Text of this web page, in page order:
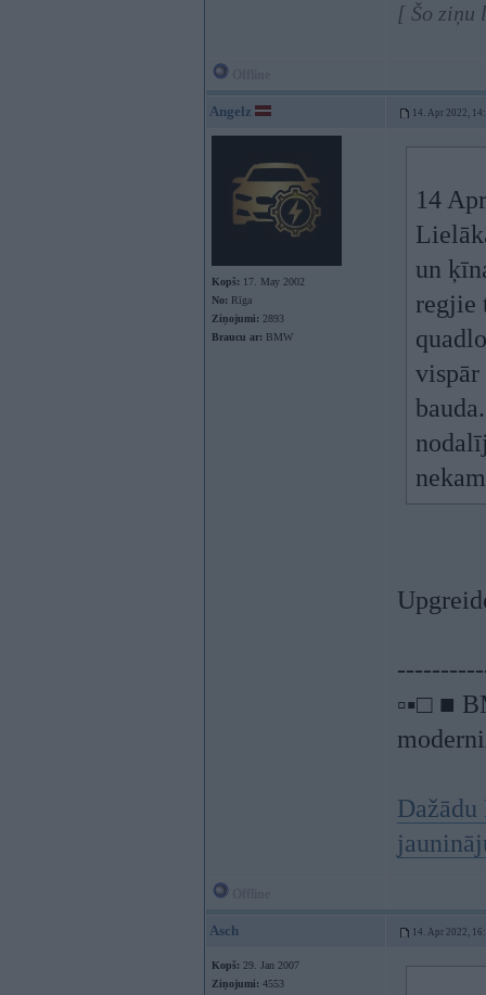
[ Šo ziņu
Angelz 14. Apr 2022,
Kopš: 17. May 2002
No: Rīga
Ziņojumi: 2893
Braucu ar: BMW
14
un
regjie
vispār
▫▪□ ■
Asch 14. Apr 2022,
Kopš: 29. Jan 2007
Ziņojumi: 4553